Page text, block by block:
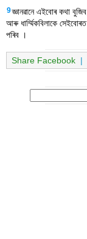
9জ্ঞানৱানে এইবোৰ কথা
আৰু ধাৰ্ম্মিকবিলাকে
পৰিব ।
Share Facebook |